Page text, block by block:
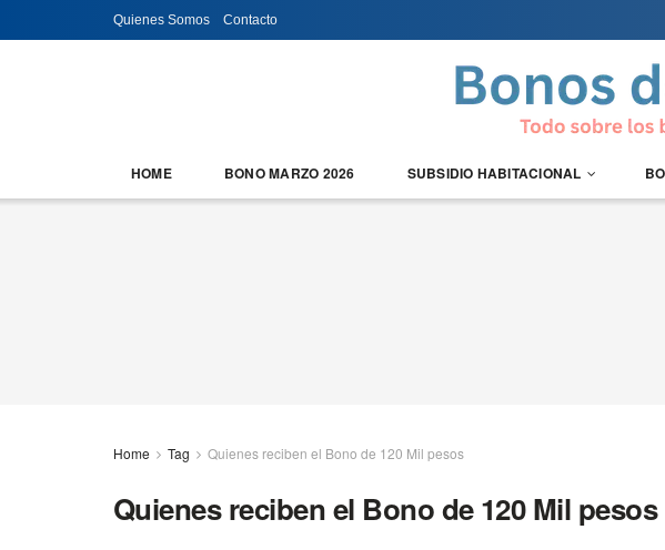
Quienes Somos Contacto
HOME BONO MARZO 2026 SUBSIDIO HABITACIONAL
Home Tag Quienes reciben el Bono de 120 Mil pesos
Quienes reciben el Bono de 120 Mil pesos